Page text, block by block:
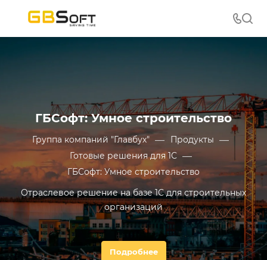
ГБСофт: Умное строительство
Группа компаний "Главбух" — Продукты —
Готовые решения для 1С —
ГБСофт: Умное строительство
Отраслевое решение на базе 1С для строительных
организаций
Подробнее